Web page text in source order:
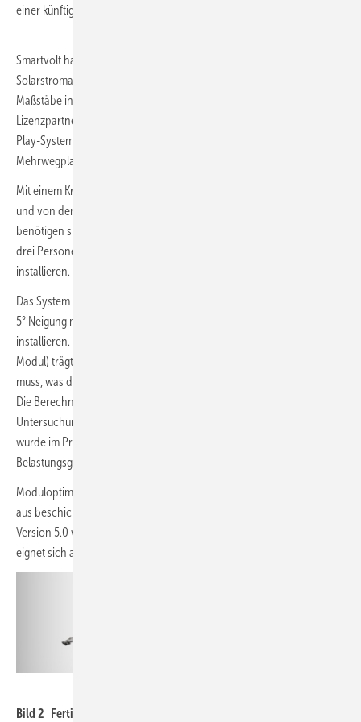
einer künftigen Dachsanierung eingesetzt werden.
Smartvolt hat mit der SmartSolarBox 5.0 eine faltbare
Solarstromanlage für Flachdächer auf den Markt gebracht, die neue
Maßstäbe in puncto Zeitersparnis und Qualität setzen soll: Die
Lizenzpartner des Schweizer Unternehmens liefern das Plug-and-
Play-System vorkonfektioniert, verkabelt und ballastiert auf
Mehrwegplatten zum Aufstellungsort.
Mit einem Kran wird die SmartSolarBox auf das Flachdach gebracht
und von den Installateuren auseinandergefaltet. Für die Montage
benötigen sie lediglich einen Akkuschrauber. Mit dem Konzept können
drei Personen an einem einzigen Tag eine 200-kW
installieren.
Das System lässt sich ohne Dachdurchdringung auf Flachdächern bis
5° Neigung mit Folie, Bitumen oder Kies als oberste Schicht
installieren. Das gesamte Gewicht inklusive Ballast (bis 50 kg pro PV-
Modul) trägt der Kran, sodass niemand schwere Steine schleppen
muss, was die Mitarbeitergesundheit und die Arbeitssicherheit erhöht.
Die Berechnung der notwendigen Ballastierung erfolgt auf Basis einer
Untersuchung des Instituts für Industrieaerodynamik. Das System
wurde im Prüflabor von Reech bis an die mechanischen
Belastungsgrenzen getestet.
Moduloptimierer und Modulwechselrichter lassen sich ab Werk in das
aus beschichtetem Stahl bestehende System integrieren. Die neue
Version 5.0 wurde für HalfCut-Solarmodule bis 570 W
eignet sich aber auch für Solarmodule mit 440 W
Bild 2 Fertig ballastiert: Für den Aufbau der Unterkonstruktion